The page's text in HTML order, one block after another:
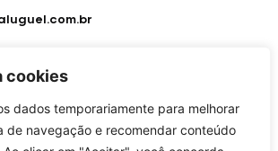
cookies
dados temporariamente para melhorar
de navegação e recomendar conteúdo